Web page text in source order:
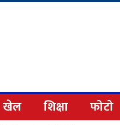
खेल शिक्षा फोटो